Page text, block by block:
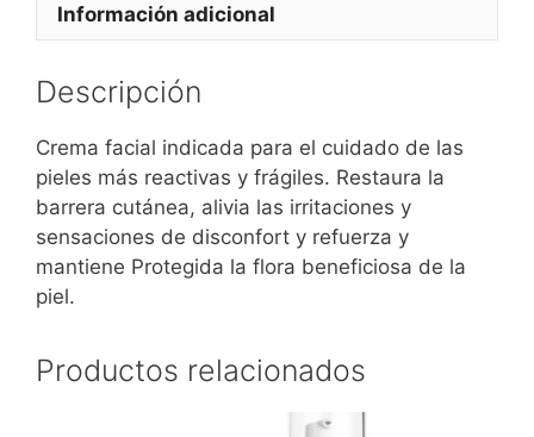
Información adicional
Descripción
Crema facial indicada para el cuidado de las
pieles más reactivas y frágiles. Restaura la
barrera cutánea, alivia las irritaciones y
sensaciones de disconfort y refuerza y
mantiene Protegida la flora beneficiosa de la
piel.
Productos relacionados